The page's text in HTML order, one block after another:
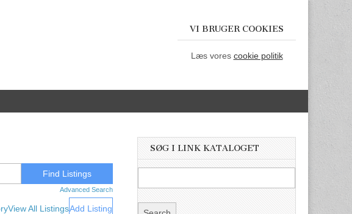
VI BRUGER COOKIES
Læs vores cookie politik
Advanced Search
View All ListingsAdd Listing
SØG I LINK KATALOGET